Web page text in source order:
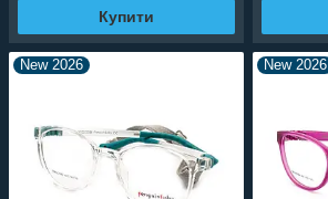
Купити
New 2026 New 2026